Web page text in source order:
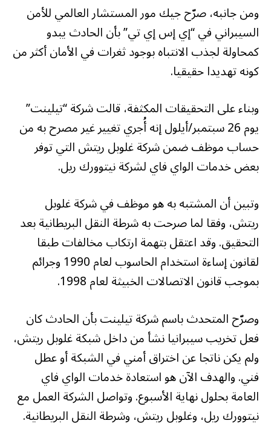
ومن جانبه، صرّح جيك مور المستشار العالمي للأمن
السيبراني في “إي إس إي تي” بأن الحادث يبدو
كمحاولة لجذب الانتباه بوجود ثغرات في الأمان أكثر من
كونه تهديدا حقيقيا.
وبناء على التحقيقات المكثفة، قالت شركة “تيلينت”
يوم 26 سبتمبر/أيلول إنه أُجري تغيير غير مصرح به من
حساب موظف ضمن شركة غلوبل ريتش التي توفر
بعض خدمات الواي فاي لشركة نيتوورك ريل.
وتبين أن المشتبه به هو موظف في شركة غلوبل
ريتش، وفقا لما صرحت به شرطة النقل البريطانية بعد
التحقيق. وقد اعتقل بتهمة ارتكاب مخالفات طبقا
لقانون إساءة استخدام الحاسوب لعام 1990 وجرائم
بموجب قانون الاتصالات الخبيثة لعام 1998.
وصرّح المتحدث باسم شركة تيلينت بأن الحادث كان
فعل تخريب سيبرانيا نشأ من داخل شبكة غلوبل ريتش،
ولم يكن ناتجا عن اختراق أمني في الشبكة أو عطل
فني. والهدف الآن هو استعادة خدمات الواي فاي
العامة بحلول نهاية الأسبوع. وتواصل الشركة العمل مع
نيتوورك ريل، وغلوبل ريتش، وشرطة النقل البريطانية.